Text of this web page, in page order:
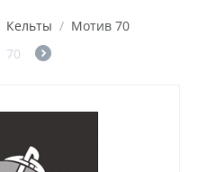
Кельты / Мотив 70
70